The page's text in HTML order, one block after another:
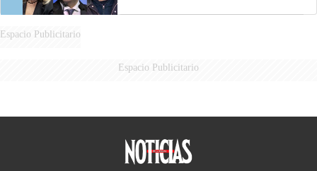
Espacio Publicitario
Espacio Publicitario